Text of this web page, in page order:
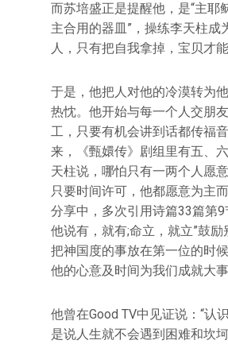
而苏培盛正是提醒他，是“主耶
主合用的器皿”，操练李天柱成
人，只有把自我拿掉，宝贝才
于是，他把人对他的冷漠转为
热忱。他开始与每一个人交朋
工，只要有机会讲到话都传福
来，《甄嬛传》剧组里有五、
天柱说，哪怕只有一两个人愿
只要时间许可，他都愿意为主
分享中，多次引用诗篇33篇第9
他说有，就有;命立，就立”鼓励
把神国度的事放在第一位的时
他的心意及时间为我们成就大事
他曾在Good TV中见证说：“认
是说人生就不会遇到困难和坎